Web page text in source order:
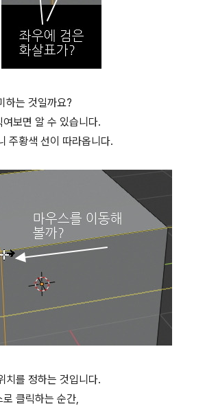
하는 것일까요?
보면 알 수 있습니다.
주황색 선이 따라옵니다.
치를 정하는 것입니다.
클릭하는 순간,